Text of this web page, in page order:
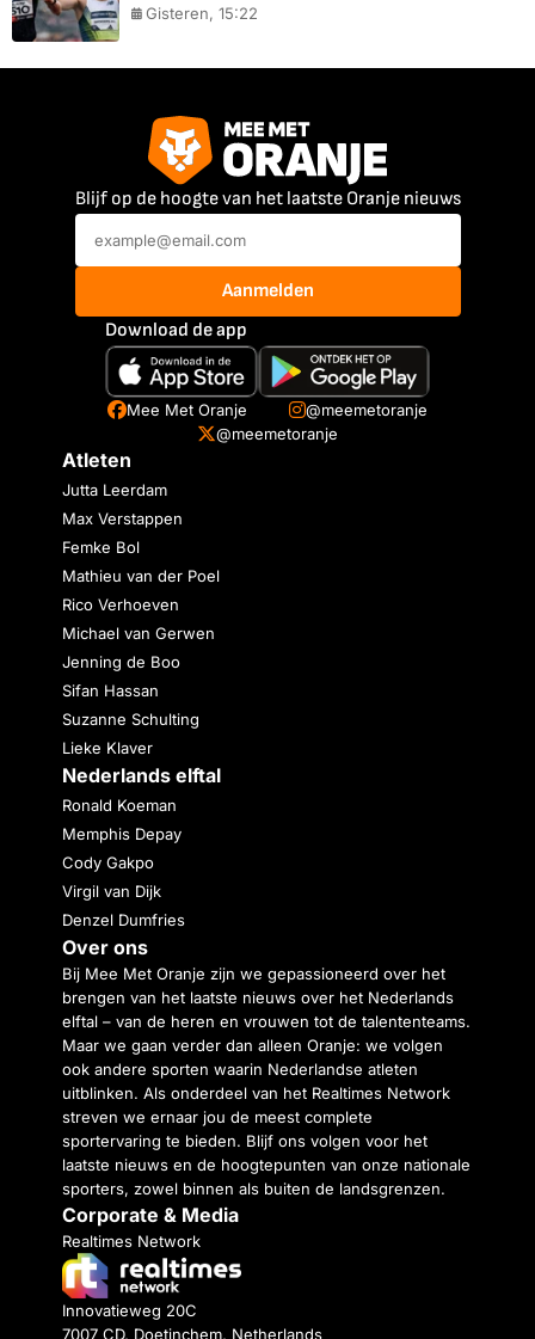
Gisteren, 15:22
Blijf op de hoogte van het laatste Oranje nieuws
Aanmelden
Download de app
Mee Met Oranje
@meemetoranje
@meemetoranje
Atleten
Jutta Leerdam
Max Verstappen
Femke Bol
Mathieu van der Poel
Rico Verhoeven
Michael van Gerwen
Jenning de Boo
Sifan Hassan
Suzanne Schulting
Lieke Klaver
Nederlands elftal
Ronald Koeman
Memphis Depay
Cody Gakpo
Virgil van Dijk
Denzel Dumfries
Over ons
Bij Mee Met Oranje zijn we gepassioneerd over het
brengen van het laatste nieuws over het Nederlands
elftal – van de heren en vrouwen tot de talententeams.
Maar we gaan verder dan alleen Oranje: we volgen
ook andere sporten waarin Nederlandse atleten
uitblinken. Als onderdeel van het Realtimes Network
streven we ernaar jou de meest complete
sportervaring te bieden. Blijf ons volgen voor het
laatste nieuws en de hoogtepunten van onze nationale
sporters, zowel binnen als buiten de landsgrenzen.
Corporate & Media
Realtimes Network
Innovatieweg 20C
7007 CD, Doetinchem, Netherlands